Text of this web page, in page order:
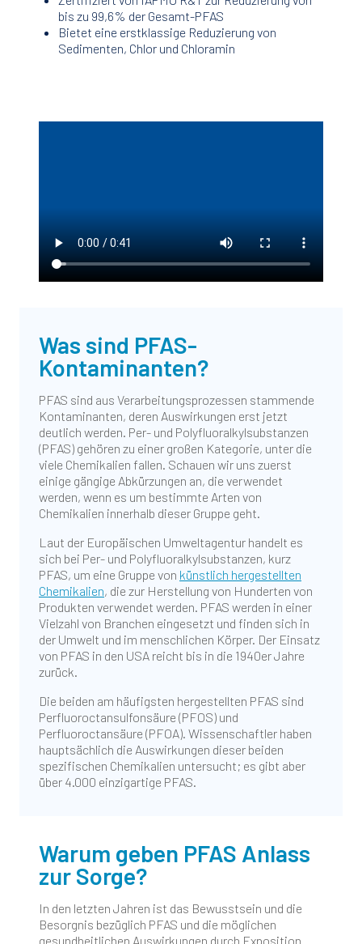
bis zu 99,6% der Gesamt-PFAS
Bietet eine erstklassige Reduzierung von
Sedimenten, Chlor und Chloramin
Was sind PFAS-
Kontaminanten?
PFAS sind aus Verarbeitungsprozessen stammende
Kontaminanten, deren Auswirkungen erst jetzt
deutlich werden. Per- und Polyfluoralkylsubstanzen
(PFAS) gehören zu einer großen Kategorie, unter die
viele Chemikalien fallen. Schauen wir uns zuerst
einige gängige Abkürzungen an, die verwendet
werden, wenn es um bestimmte Arten von
Chemikalien innerhalb dieser Gruppe geht.
Laut der Europäischen Umweltagentur handelt es
sich bei Per- und Polyfluoralkylsubstanzen, kurz
PFAS, um eine Gruppe von künstlich hergestellten
Chemikalien, die zur Herstellung von Hunderten von
Produkten verwendet werden. PFAS werden in einer
Vielzahl von Branchen eingesetzt und finden sich in
der Umwelt und im menschlichen Körper. Der Einsatz
von PFAS in den USA reicht bis in die 1940er Jahre
zurück.
Die beiden am häufigsten hergestellten PFAS sind
Perfluoroctansulfonsäure (PFOS) und
Perfluoroctansäure (PFOA). Wissenschaftler haben
hauptsächlich die Auswirkungen dieser beiden
spezifischen Chemikalien untersucht; es gibt aber
über 4.000 einzigartige PFAS.
Warum geben PFAS Anlass
zur Sorge?
In den letzten Jahren ist das Bewusstsein und die
Besorgnis bezüglich PFAS und die möglichen
gesundheitlichen Auswirkungen durch Exposition